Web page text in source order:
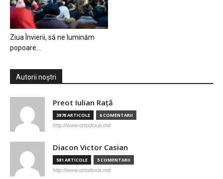
Ziua Învierii, să ne luminăm
popoare…
Autorii noștri
Preot Iulian Raţă
3878 ARTICOLE 6 COMENTARII
http://www.ortodoxia.md
Diacon Victor Casian
581 ARTICOLE 5 COMENTARII
http://www.ortodoxia.md